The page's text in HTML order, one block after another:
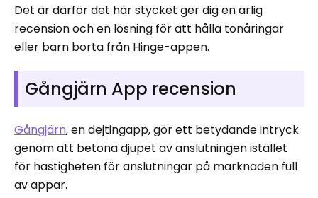
Det är därför det här stycket ger dig en ärlig
recension och en lösning för att hålla tonåringar
eller barn borta från Hinge-appen.
Gångjärn App recension
Gångjärn, en dejtingapp, gör ett betydande intryck
genom att betona djupet av anslutningen istället
för hastigheten för anslutningar på marknaden full
av appar.